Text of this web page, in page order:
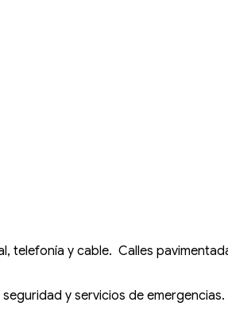
telefonía y cable. Calles
y servicios de